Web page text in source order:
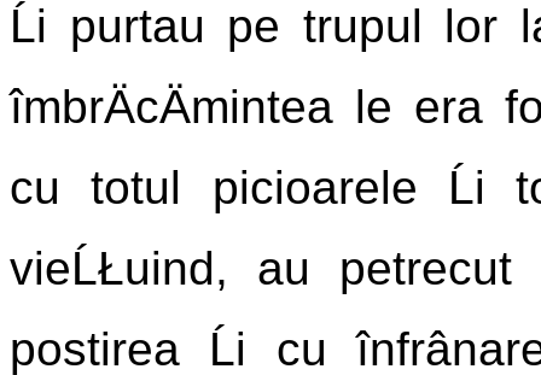
Ĺi purtau pe trupul lor
îmbrÄcÄmintea le
cu totul picioarele Ĺi
vieĹŁuind, au
postirea Ĺi cu